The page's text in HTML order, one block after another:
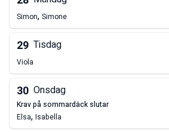
Simon, Simone
29 Tisdag
Viola
30 Onsdag
krav på sommardäck slutar
Elsa, Isabella